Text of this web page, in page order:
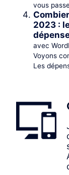
vous
2023 :
avec
Voyons
Les